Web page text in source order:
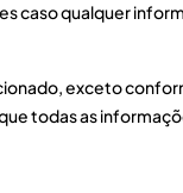
caso qualquer
exceto
todas as